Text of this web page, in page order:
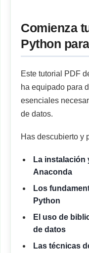
Comienza
Python
Este tutorial PDF
ha equipado para
esenciales
de datos.
Has descubierto y
La
Anaconda
Los
Python
El uso de
de datos
Las técnicas